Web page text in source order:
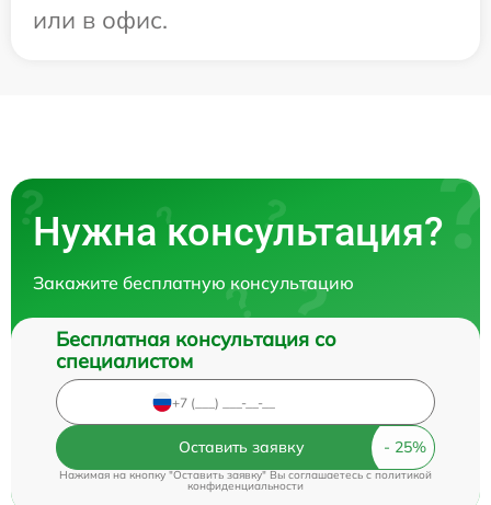
или в офис.
Нужна консультация?
Закажите бесплатную консультацию
Бесплатная консультация со
специалистом
Оставить заявку
Нажимая на кнопку "Оставить заявку" Вы соглашаетесь cполитикой
конфиденциальности